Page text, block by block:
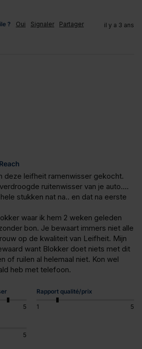
? Oui Signaler Partager il y a 3 ans
deze leifheit ramenwisser gekocht.
ruitenwisser van je auto….
stukken nat na.. en dat na eerste
waar ik hem 2 weken geleden
bon. Je bewaart immers niet alle
op de kwaliteit van Leifheit. Mijn
want Blokker doet niets met dit
of ruilen al helemaal niet. Kon wel
heb met telefoon.
5
Rapport qualité/prix
1
5
5